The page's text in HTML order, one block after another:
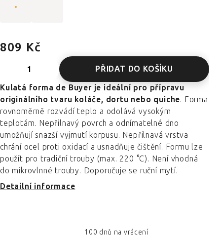
809 Kč
PŘIDAT DO KOŠÍKU
Kulatá forma de Buyer je ideální pro přípravu
originálního tvaru koláče, dortu nebo quiche. Forma
rovnoměrně rozvádí teplo a odolává vysokým
teplotám. Nepřilnavý povrch a odnímatelné dno
umožňují snazší vyjmutí korpusu. Nepřilnavá vrstva
chrání ocel proti oxidací a usnadňuje čištění. Formu lze
použít pro tradiční trouby (max. 220 °C). Není vhodná
do mikrovlnné trouby. Doporučuje se ruční mytí.
Detailní informace
100 dnů na vrácení